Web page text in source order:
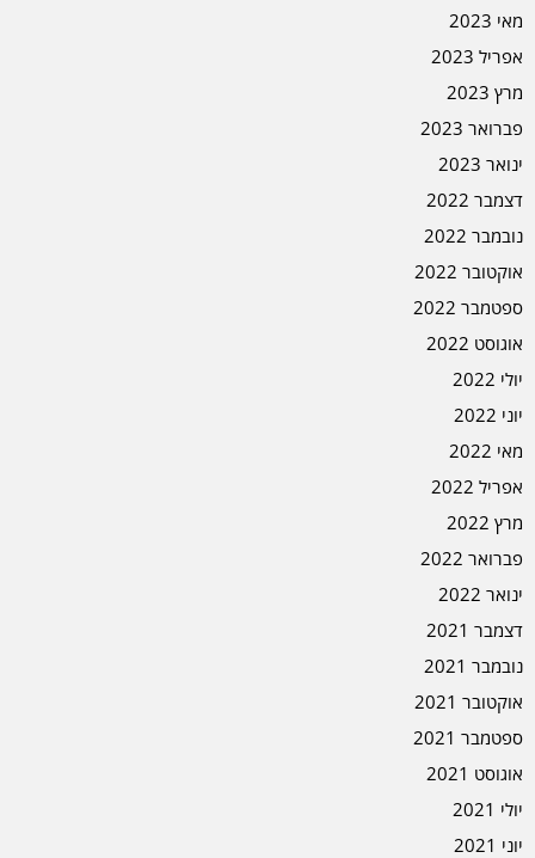
מאי 2023
אפריל 2023
מרץ 2023
פברואר 2023
ינואר 2023
דצמבר 2022
נובמבר 2022
אוקטובר 2022
ספטמבר 2022
אוגוסט 2022
יולי 2022
יוני 2022
מאי 2022
אפריל 2022
מרץ 2022
פברואר 2022
ינואר 2022
דצמבר 2021
נובמבר 2021
אוקטובר 2021
ספטמבר 2021
אוגוסט 2021
יולי 2021
יוני 2021